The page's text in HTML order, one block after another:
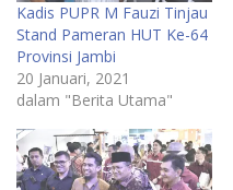
Kadis PUPR M Fauzi Tinjau
Stand Pameran HUT Ke-64
Provinsi Jambi
20 Januari, 2021
dalam "Berita Utama"